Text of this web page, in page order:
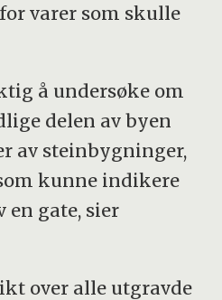
varer som skulle
å undersøke om
delen av byen
av steinbygninger,
kunne indikere
en gate, sier
over alle utgravde